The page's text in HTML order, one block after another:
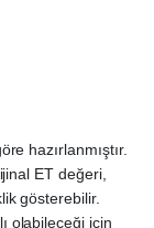
hazırlanmıştır.
ET değeri,
gösterebilir.
olabileceği için